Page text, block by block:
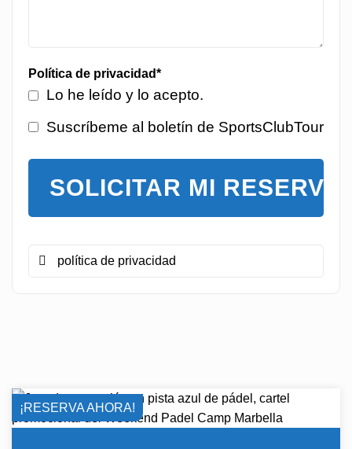
Política de privacidad*
Lo he leído y lo acepto.
Suscríbeme al boletín de SportsClubTour
SOLICITAR MI RESERVA
política de privacidad
¡RESERVA AHORA!